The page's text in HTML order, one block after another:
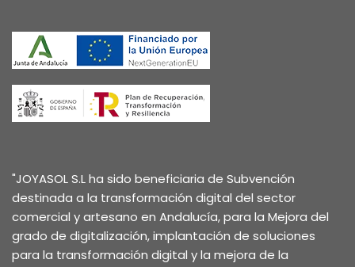
"JOYASOL S.L ha sido beneficiaria de Subvención
destinada a la transformación digital del sector
comercial y artesano en Andalucía, para la Mejora del
grado de digitalización, implantación de soluciones
para la transformación digital y la mejora de la